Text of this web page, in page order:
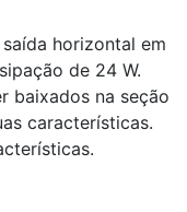
horizontal em
de 24 W.
baixados na seção
características.